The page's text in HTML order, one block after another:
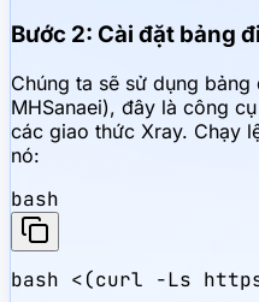
Bước 2: Cài đặt bảng
Chúng ta sẽ sử dụng
MHSanaei), đây là công
các giao thức Xray. Chạy
nó:
bash
bash <(curl -Ls